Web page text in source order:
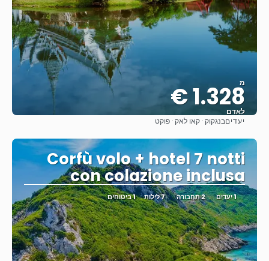
מ
1.328 €
לאדם
יעדיםבנגקוק · קאו לאק · פוקט
Corfù volo + hotel 7 notti
con colazione inclusa
1 יעדים 2 תחבורה 7 לילות 1 ביטוחים